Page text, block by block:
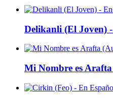
Delikanli (El Joven)
Mi Nombre es